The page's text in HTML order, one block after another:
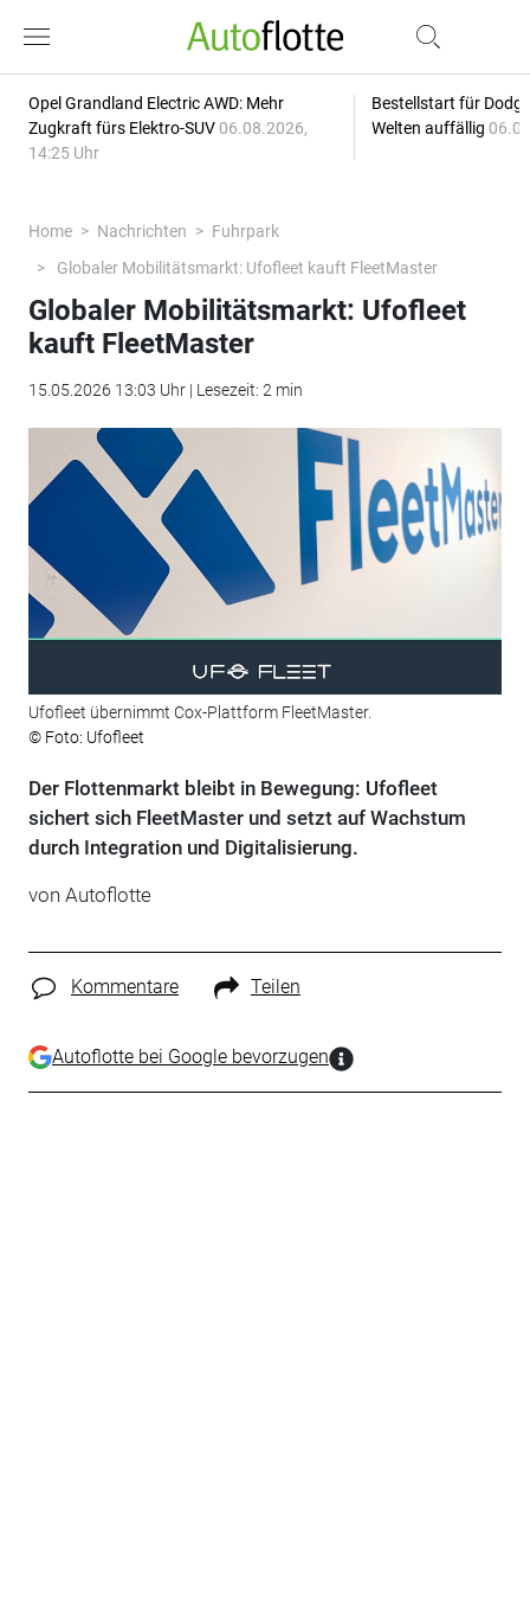
Opel Grandland Electric AWD: Mehr
Zugkraft fürs Elektro-SUV 06.08.2026,
14:25 Uhr
Bestellstart für
Welten auffällig
Home Nachrichten
Fuhrpark
Globaler Mobilitätsmarkt: Ufofleet kauft FleetMaster
Globaler Mobilitätsmarkt: Ufofleet
kauft FleetMaster
15.05.2026 13:03 Uhr | Lesezeit: 2 min
Ufofleet übernimmt Cox-Plattform FleetMaster.
© Foto: Ufofleet
Der Flottenmarkt bleibt in Bewegung: Ufofleet
sichert sich FleetMaster und setzt auf Wachstum
durch Integration und Digitalisierung.
von Autoflotte
Kommentare Teilen
Autoflotte bei Google bevorzugen